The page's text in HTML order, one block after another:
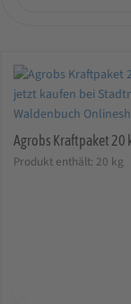
Agrobs Kraftpaket 20
Produkt enthält: 20 kg